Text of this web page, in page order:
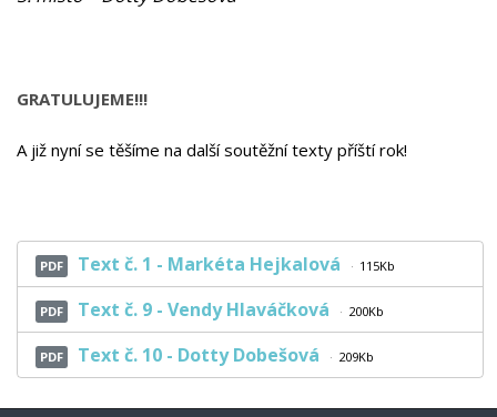
GRATULUJEME!!!
A již nyní se těšíme na další soutěžní texty příští rok!
PDF Text č. 1 - Markéta Hejkalová 115Kb
PDF Text č. 9 - Vendy Hlaváčková 200Kb
PDF Text č. 10 - Dotty Dobešová 209Kb